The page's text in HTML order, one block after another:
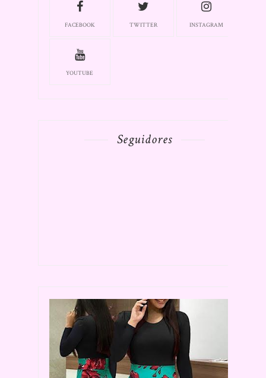
FACEBOOK TWITTER INSTAGRAM
YOUTUBE
Seguidores